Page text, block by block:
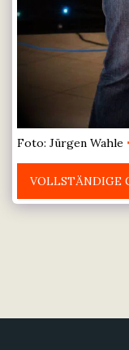
Foto: Jürgen Wahle
VOLLSTÄNDIGE